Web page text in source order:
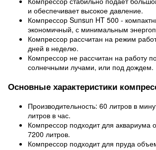
и обеспечивает высокое давление.
Компрессор Sunsun HT 500 -
экономичный, с минимальным
Компрессор рассчитан на режим
дней в неделю.
Компрессор не рассчитан на работу
солнечными лучами, или под дождем.
Основные характеристики
Производительность: 60 литров в
литров в час.
Компрессор подходит для аквариума
7200 литров.
Компрессор подходит для пруда